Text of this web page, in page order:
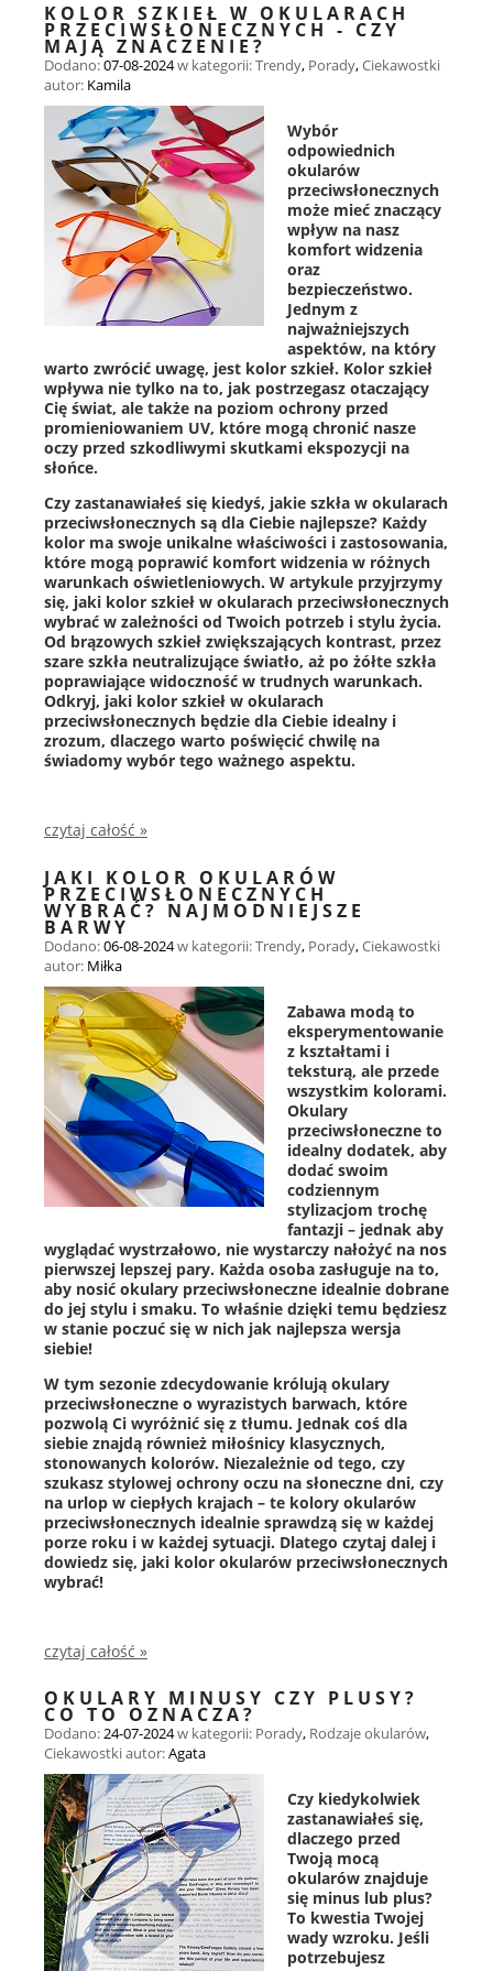
KOLOR SZKIEŁ W OKULARACH
PRZECIWSŁONECZNYCH - CZY
MAJĄ ZNACZENIE?
Dodano:07-08-2024w kategorii:Trendy, Porady,Ciekawostki
autor: Kamila
Wybór
odpowiednich
okularów
przeciwsłonecznych
może mieć znaczący
wpływ na nasz
komfort widzenia
oraz
bezpieczeństwo.
Jednym z
najważniejszych
aspektów, na który
warto zwrócić uwagę, jest kolor szkieł. Kolor szkieł
wpływa nie tylko na to, jak postrzegasz otaczający
Cię świat, ale także na poziom ochrony przed
promieniowaniem UV, które mogą chronić nasze
oczy przed szkodliwymi skutkami ekspozycji na
słońce.
Czy zastanawiałeś się kiedyś, jakie szkła w okularach
przeciwsłonecznych są dla Ciebie najlepsze? Każdy
kolor ma swoje unikalne właściwości i zastosowania,
które mogą poprawić komfort widzenia w różnych
warunkach oświetleniowych. W artykule przyjrzymy
się, jaki kolor szkieł w okularach przeciwsłonecznych
wybrać w zależności od Twoich potrzeb i stylu życia.
Od brązowych szkieł zwiększających kontrast, przez
szare szkła neutralizujące światło, aż po żółte szkła
poprawiające widoczność w trudnych warunkach.
Odkryj, jaki kolor szkieł w okularach
przeciwsłonecznych będzie dla Ciebie idealny i
zrozum, dlaczego warto poświęcić chwilę na
świadomy wybór tego ważnego aspektu.
czytaj całość »
JAKI KOLOR OKULARÓW
PRZECIWSŁONECZNYCH
WYBRAĆ? NAJMODNIEJSZE
BARWY
Dodano:06-08-2024w kategorii:Trendy, Porady,Ciekawostki
autor: Miłka
Zabawa modą to
eksperymentowanie
z kształtami i
teksturą, ale przede
wszystkim kolorami.
Okulary
przeciwsłoneczne to
idealny dodatek, aby
dodać swoim
codziennym
stylizacjom trochę
fantazji – jednak aby
wyglądać wystrzałowo, nie wystarczy nałożyć na nos
pierwszej lepszej pary. Każda osoba zasługuje na to,
aby nosić okulary przeciwsłoneczne idealnie dobrane
do jej stylu i smaku. To właśnie dzięki temu będziesz
w stanie poczuć się w nich jak najlepsza wersja
siebie!
W tym sezonie zdecydowanie królują okulary
przeciwsłoneczne o wyrazistych barwach, które
pozwolą Ci wyróżnić się z tłumu. Jednak coś dla
siebie znajdą również miłośnicy klasycznych,
stonowanych kolorów. Niezależnie od tego, czy
szukasz stylowej ochrony oczu na słoneczne dni, czy
na urlop w ciepłych krajach – te kolory okularów
przeciwsłonecznych idealnie sprawdzą się w każdej
porze roku i w każdej sytuacji. Dlatego czytaj dalej i
dowiedz się, jaki kolor okularów przeciwsłonecznych
wybrać!
czytaj całość »
OKULARY MINUSY CZY PLUSY?
CO TO OZNACZA?
Dodano:24-07-2024w kategorii: Porady, Rodzaje okularów,
Ciekawostkiautor:Agata
Czy kiedykolwiek
zastanawiałeś się,
dlaczego przed
Twoją mocą
okularów znajduje
się minus lub plus?
To kwestia Twojej
wady wzroku. Jeśli
potrzebujesz